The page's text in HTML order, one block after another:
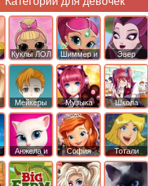
Куклы ЛОЛ
Шиммер и
Шайн
Эвер
Афтер Хай
Мейкеры Музыка Школа
Анжела и
том
София
Прекрасная
Тотали
Спайс